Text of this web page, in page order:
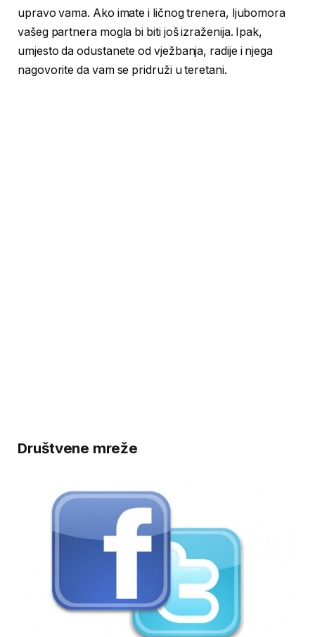
upravo vama. Ako imate i ličnog trenera, ljubomora
vašeg partnera mogla bi biti još izraženija. Ipak,
umjesto da odustanete od vježbanja, radije i njega
nagovorite da vam se pridruži u teretani.
Društvene mreže